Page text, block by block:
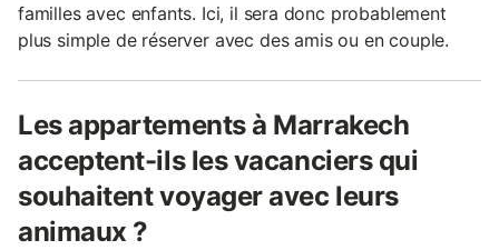
familles avec enfants. Ici, il sera donc probablement
plus simple de réserver avec des amis ou en couple.
Les appartements à Marrakech
acceptent-ils les vacanciers qui
souhaitent voyager avec leurs
animaux ?